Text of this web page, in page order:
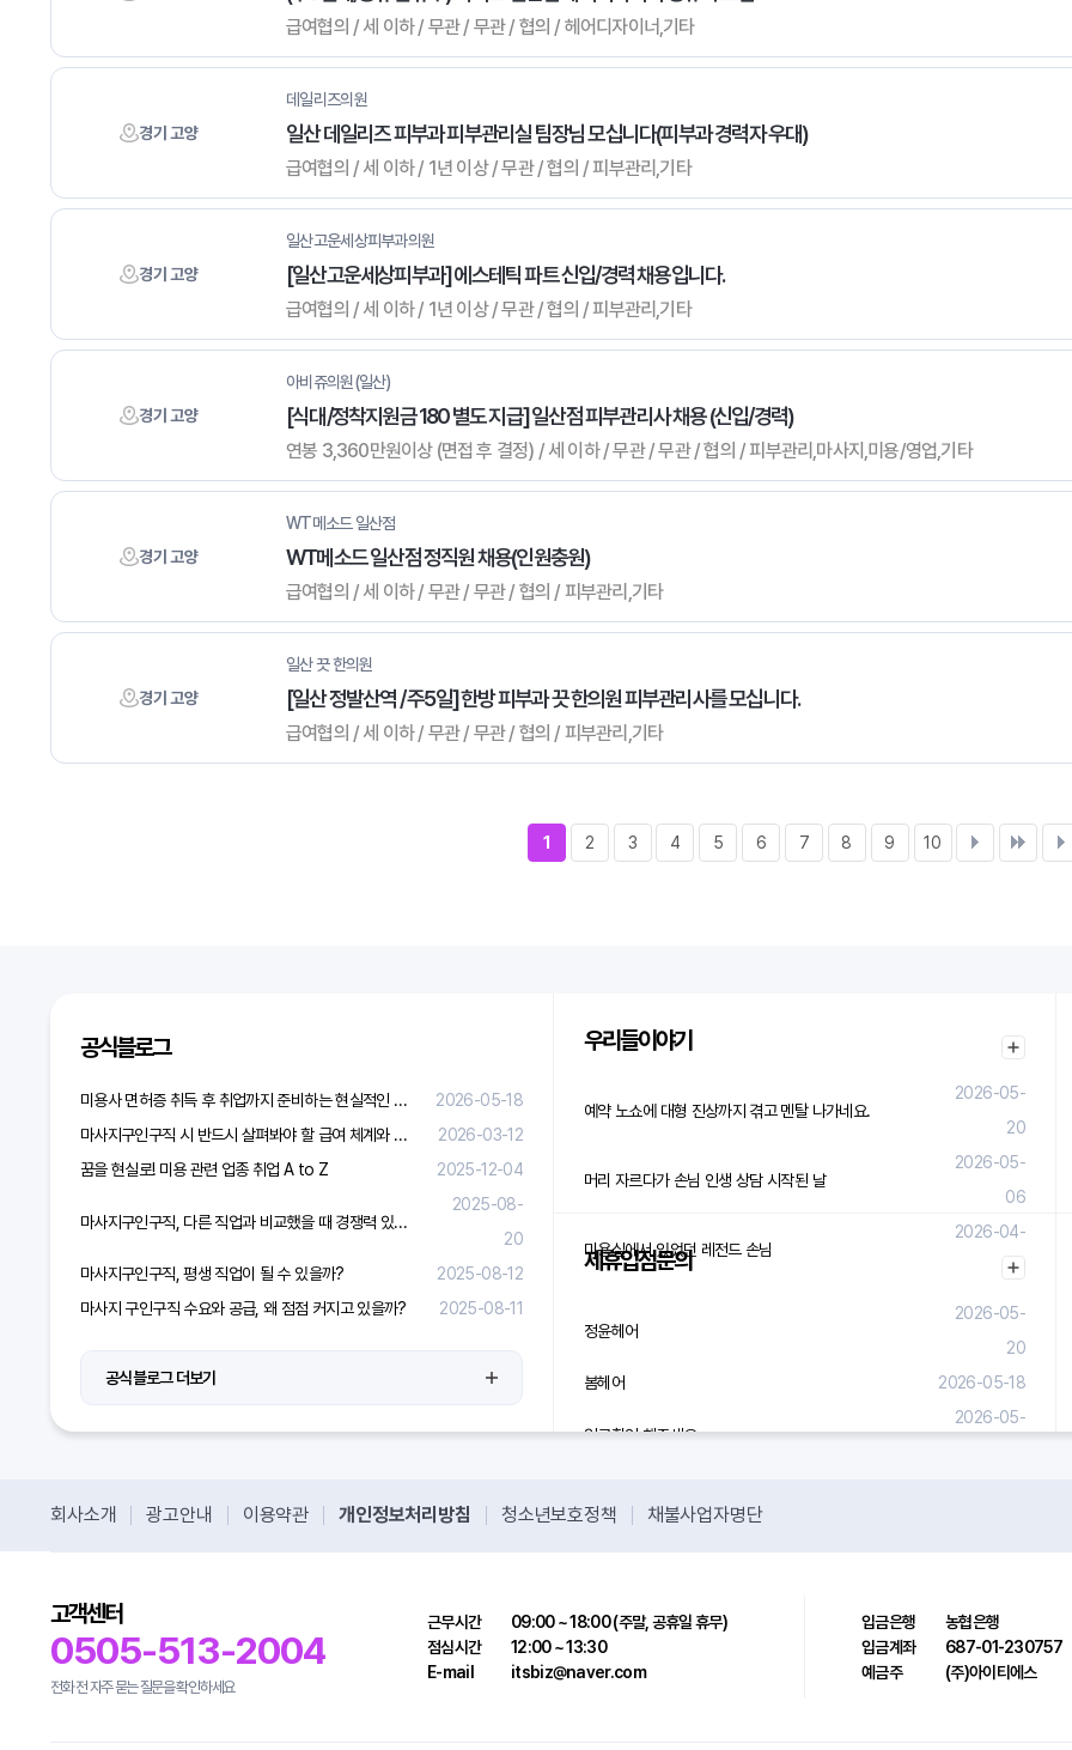
급여협의 / 세 이하 / 무관 / 무관 / 협의 / 헤어디자이너,기타
경기 고양
데일리즈의원
일산 데일리즈 피부과 피부관리실 팀장님 모십니다(피부과 경력자 우대)
급여협의 / 세 이하 / 1년 이상 / 무관 / 협의 / 피부관리,기타
경기 고양
일산고운세상피부과의원
[일산고운세상피부과] 에스테틱 파트 신입/경력 채용입니다.
급여협의 / 세 이하 / 1년 이상 / 무관 / 협의 / 피부관리,기타
경기 고양
아비쥬의원(일산)
[식대/정착지원금 180 별도 지급] 일산점 피부관리사 채용 (신입/경력)
연봉 3,360만원이상 (면접 후 결정) / 세 이하 / 무관 / 무관 / 협의 / 피부관리,마사지,미용/영업,기타
경기 고양
WT메소드 일산점
WT메소드 일산점 정직원 채용(인원충원)
급여협의 / 세 이하 / 무관 / 무관 / 협의 / 피부관리,기타
경기 고양
일산 끗 한의원
[일산 정발산역 / 주5일] 한방 피부과 끗 한의원 피부관리사를 모십니다.
급여협의 / 세 이하 / 무관 / 무관 / 협의 / 피부관리,기타
1 2 3 4 5 6 7 8 9 10
공식블로그
미용사 면허증 취득 후 취업까지 준비하는 현실적인 방법
2026-05-18
마사지구인구직 시 반드시 살펴봐야 할 급여 체계와 합리적 보상 가이드
2026-03-12
꿈을 현실로! 미용 관련 업종 취업 A to Z
2025-12-04
마사지구인구직, 다른 직업과 비교했을 때 경쟁력 있을까?
2025-08-
20
마사지구인구직, 평생 직업이 될 수 있을까?
2025-08-12
마사지 구인구직 수요와 공급, 왜 점점 커지고 있을까?
2025-08-11
공식블로그 더보기
우리들이야기
예약 노쇼에 대형 진상까지 겪고 멘탈 나가네요.
2026-05-
20
머리 자르다가 손님 인생 상담 시작된 날
2026-05-
06
미용실에서 있었던 레전드 손님
2026-04-
29
제휴입점문의
정윤헤어
2026-05-
20
봄헤어
2026-05-18
입금확인 해주세요.
2026-05-
회사소개 광고안내 이용약관 개인정보처리방침 청소년보호정책 채불사업자명단
고객센터
0505-513-2004
전화 전 자주 묻는 질문을 확인하세요
근무시간
09:00 ~ 18:00 (주말, 공휴일 휴무)
점심시간
12:00 ~ 13:30
E-mail
itsbiz@naver.com
입금은행
농협은행
입금계좌
687-01-230757
예금주
(주)아이티에스